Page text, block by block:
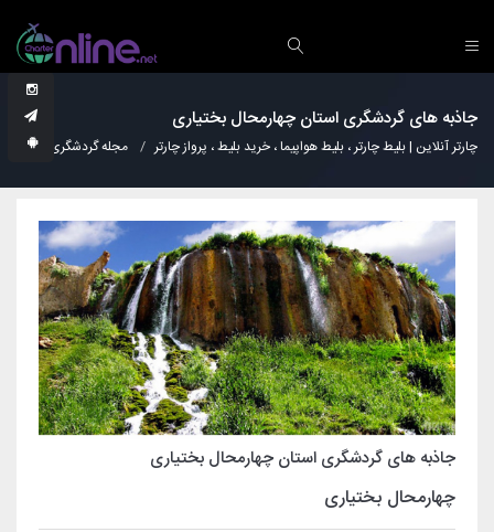
جاذبه های گردشگری استان چهارمحال بختیاری
چارتر آنلاین | بلیط چارتر ، بلیط هواپیما ، خرید بلیط ، پرواز چارتر مجله گردشگری
جاذبه های گردشگری استان چهارمحال بختیاری
چهارمحال بختیاری